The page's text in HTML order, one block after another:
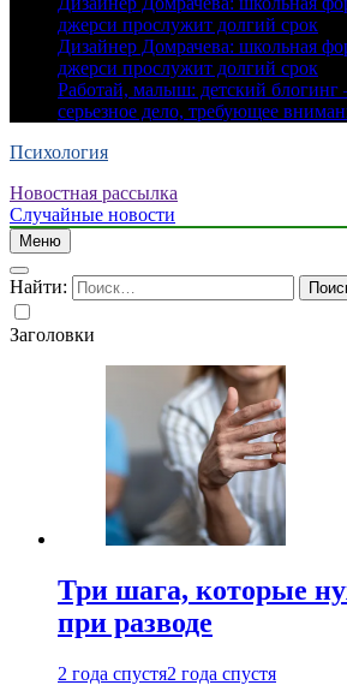
джерси прослужит долгий срок
Дизайнер Домрачева: школьная
джерси прослужит долгий срок
Работай, малыш: детский блогинг
серьезное дело, требующее
Психология
Новостная рассылка
Случайные новости
Меню
Найти:
Заголовки
Три шага, которые
при разводе
2 года спустя2 года спустя